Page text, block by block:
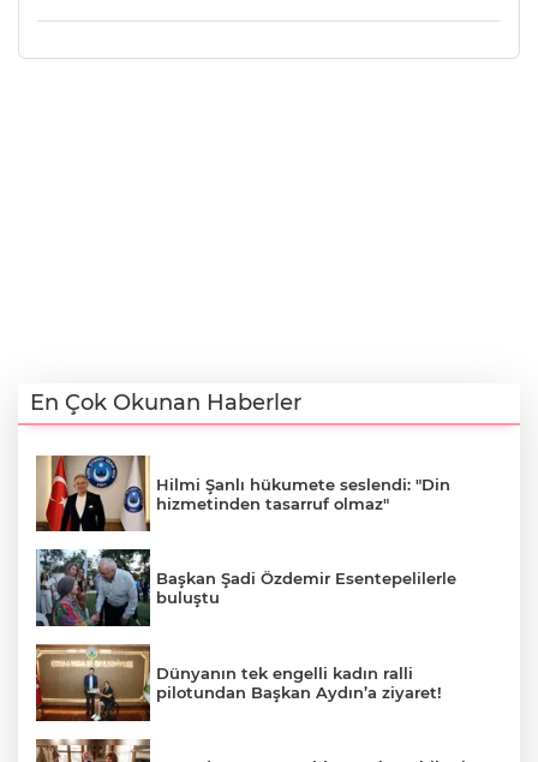
En Çok Okunan Haberler
Hilmi Şanlı hükumete seslendi: "Din
hizmetinden tasarruf olmaz"
Başkan Şadi Özdemir Esentepelilerle
buluştu
Dünyanın tek engelli kadın ralli
pilotundan Başkan Aydın’a ziyaret!